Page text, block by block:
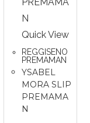
Quick View
REGGISENO
PREMAMAN
YSABEL
MORA SLIP
PREMAMA
N